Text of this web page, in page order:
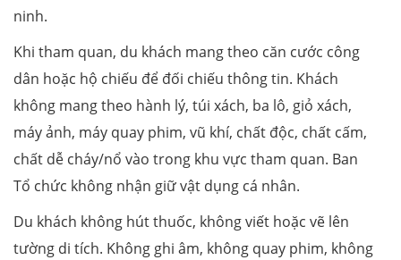
ninh.
Khi tham quan, du khách mang theo căn cước công
dân hoặc hộ chiếu để đối chiếu thông tin. Khách
không mang theo hành lý, túi xách, ba lô, giỏ xách,
máy ảnh, máy quay phim, vũ khí, chất độc, chất cấm,
chất dễ cháy/nổ vào trong khu vực tham quan. Ban
Tổ chức không nhận giữ vật dụng cá nhân.
Du khách không hút thuốc, không viết hoặc vẽ lên
tường di tích. Không ghi âm, không quay phim, không